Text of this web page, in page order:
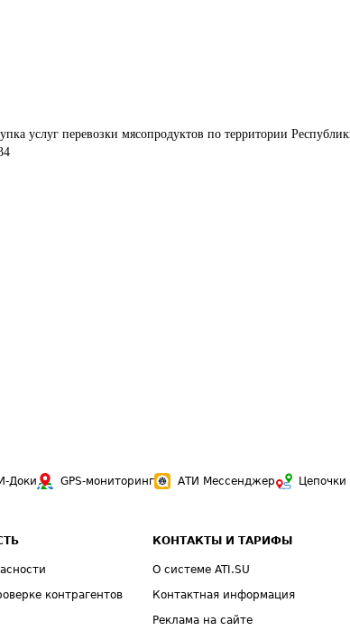
услуг перевозки мясопродуктов по территории
Доки GPS-мониторинг АТИ Мессенджер Цепочки
контрагентов
КОНТАКТЫ И ТАРИФЫ
О системе ATI.SU
Контактная информация
Реклама на сайте